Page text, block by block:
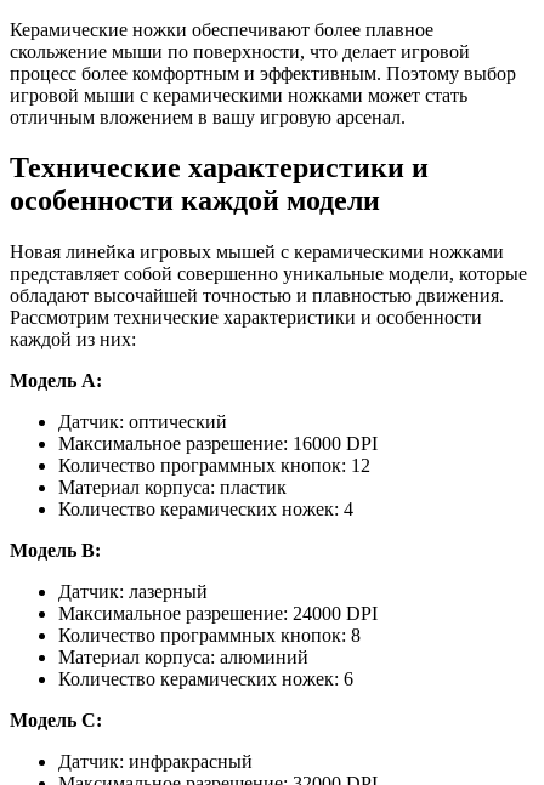
Керамические ножки обеспечивают более плавное
скольжение мыши по поверхности, что делает игровой
процесс более комфортным и эффективным. Поэтому выбор
игровой мыши с керамическими ножками может стать
отличным вложением в вашу игровую арсенал.
Технические характеристики и
особенности каждой модели
Новая линейка игровых мышей с керамическими ножками
представляет собой совершенно уникальные модели, которые
обладают высочайшей точностью и плавностью движения.
Рассмотрим технические характеристики и особенности
каждой из них:
Модель A:
Датчик: оптический
Максимальное разрешение: 16000 DPI
Количество программных кнопок: 12
Материал корпуса: пластик
Количество керамических ножек: 4
Модель B:
Датчик: лазерный
Максимальное разрешение: 24000 DPI
Количество программных кнопок: 8
Материал корпуса: алюминий
Количество керамических ножек: 6
Модель C:
Датчик: инфракрасный